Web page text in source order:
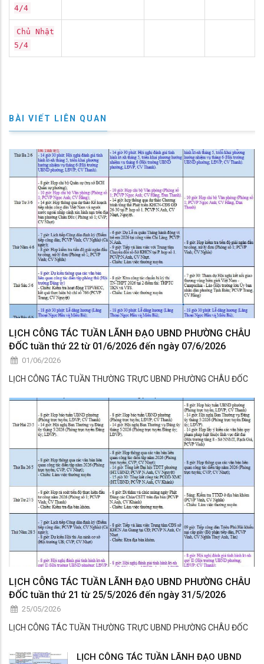
4/4
Chủ Nhật
5/4
BÀI VIẾT LIÊN QUAN
LỊCH CÔNG TÁC TUẦN LÃNH ĐẠO UBND PHƯỜNG CHÂU
ĐỐC tuần thứ 22 từ 01/6/2026 đến ngày 07/6/2026
01/06/2026
LỊCH CÔNG TÁC TUẦN THƯỜNG TRỰC UBND PHƯỜNG CHÂU ĐỐC
LỊCH CÔNG TÁC TUẦN LÃNH ĐẠO UBND PHƯỜNG CHÂU
ĐỐC tuần thứ 21 từ 25/5/2026 đến ngày 31/5/2026
25/05/2026
LỊCH CÔNG TÁC TUẦN THƯỜNG TRỰC UBND PHƯỜNG CHÂU ĐỐC
LỊCH CÔNG TÁC TUẦN LÃNH ĐẠO UBND